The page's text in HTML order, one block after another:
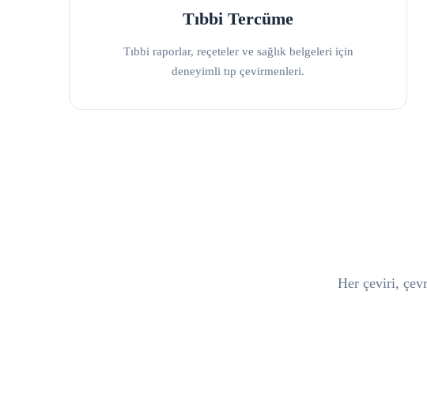
Tıbbi Tercüme
Tıbbi raporlar, reçeteler ve sağlık belgeleri için
deneyimli tıp çevirmenleri.
Her çeviri,